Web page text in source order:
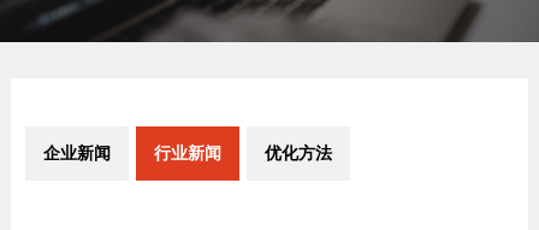
企业新闻 行业新闻 优化方法